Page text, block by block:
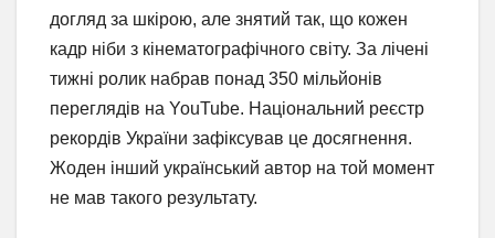
догляд за шкірою, але знятий так, що кожен
кадр ніби з кінематографічного світу. За лічені
тижні ролик набрав понад 350 мільйонів
переглядів на YouTube. Національний реєстр
рекордів України зафіксував це досягнення.
Жоден інший український автор на той момент
не мав такого результату.